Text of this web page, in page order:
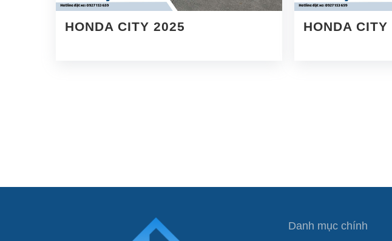
HONDA CITY 2025 HONDA CITY
Danh mục chính